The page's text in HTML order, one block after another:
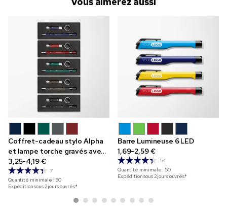
Coffret-cadeau stylo Alpha
et lampe torche gravés avec
couvercle transparent
3,25-4,19 €
7
Quantité minimale : 50
Expédition sous 2 jours ouvrés*
Barre Lumineuse 6 LED
1,69-2,59 €
54
Quantité minimale : 50
Expédition sous 2 jours ouvrés*